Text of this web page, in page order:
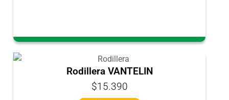
Rodillera VANTELIN
$15.390